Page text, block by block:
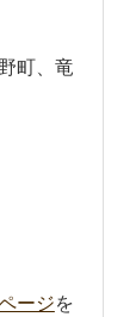
町、竜
ージを